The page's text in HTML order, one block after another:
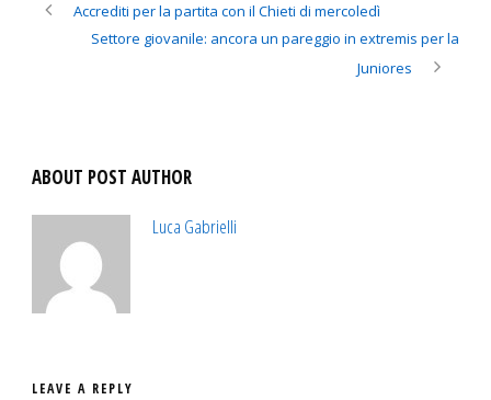
Accrediti per la partita con il Chieti di mercoledì
Settore giovanile: ancora un pareggio in extremis per la
Juniores
ABOUT POST AUTHOR
Luca Gabrielli
LEAVE A REPLY